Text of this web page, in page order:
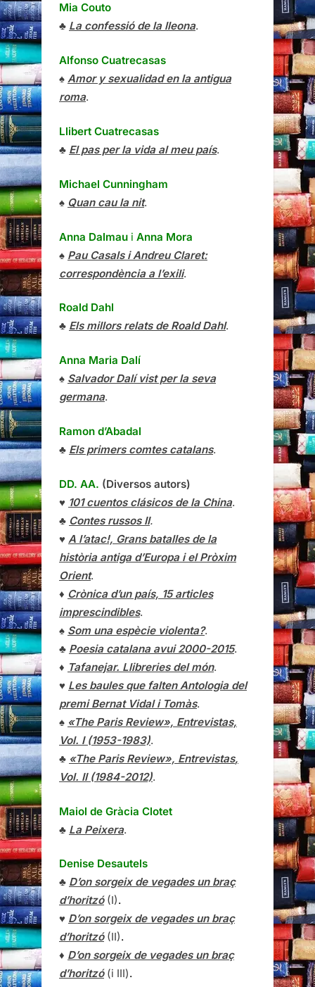
Mia Couto
♣ La confessió de la lleona.
Alfonso Cuatrecasas
♠ Amor y sexualidad en la antigua
roma.
Llibert Cuatrecasas
♣ El pas per la vida al meu país.
Michael Cunningham
♠ Quan cau la nit.
Anna Dalmau i Anna Mora
♠ Pau Casals i Andreu Claret:
correspondència a l’exili.
Roald Dahl
♣ Els millors relats de Roald Dahl.
Anna Maria Dalí
♠ Salvador Dalí vist per la seva
germana.
Ramon d’Abadal
♣ Els primers comtes catalans.
DD. AA. (Diversos autors)
♥ 101 cuentos clásicos de la China.
♣ Contes russos II.
♥ A l’atac!, Grans batalles de la
història antiga d’Europa i el Pròxim
Orient.
♦ Crònica d’un país, 15 articles
imprescindibles.
♠ Som una espècie violenta?.
♣ Poesia catalana avui 2000-2015.
♦ Tafanejar. Llibreries del món.
♥ Les baules que falten Antologia del
premi Bernat Vidal i Tomàs.
♠ «The Paris Review», Entrevistas,
Vol. I (1953-1983).
♣ «The Paris Review», Entrevistas,
Vol. II (1984-2012).
Maiol de Gràcia Clotet
♣ La Peixera.
Denise Desautels
♣ D’on sorgeix de vegades un braç
d’horitzó(I).
♥ D’on sorgeix de vegades un braç
d’horitzó(II).
♦ D’on sorgeix de vegades un braç
d’horitzó(i III).